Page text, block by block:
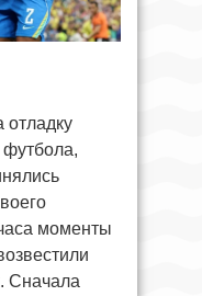
отладку
футбола,
моменты
Сначала